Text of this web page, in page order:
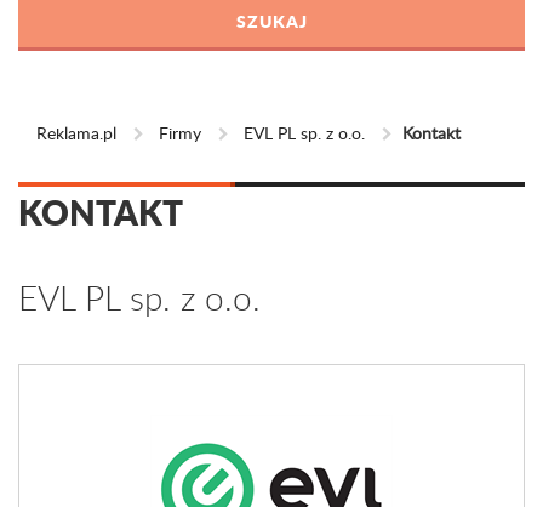
Reklama.pl Firmy EVL PL sp. z o.o. Kontakt
KONTAKT
EVL PL sp. z o.o.